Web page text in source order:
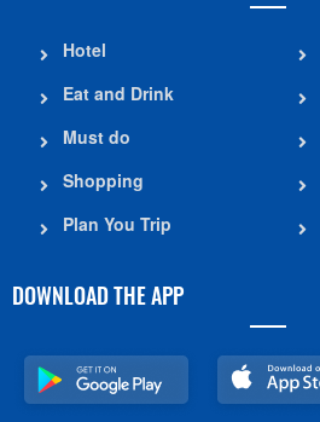
Hotel
Eat and Drink
Must do
Shopping
Plan You Trip
DOWNLOAD THE APP